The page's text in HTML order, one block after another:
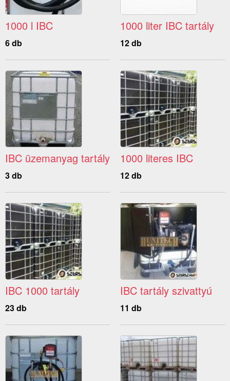
1000 l IBC
6 db
1000 liter IBC tartály
12 db
IBC üzemanyag tartály
3 db
1000 literes IBC
12 db
IBC 1000 tartály
23 db
IBC tartály szivattyú
11 db